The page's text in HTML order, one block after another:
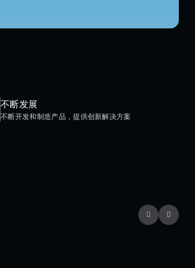
不断发展
不断开发和制造产品，提供创新解决方案